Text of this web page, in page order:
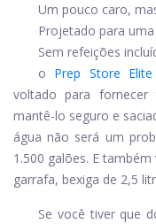
Um pouco caro,
Projetado para
Sem refeições
o Prep Store
voltado para
mantê-lo seguro e
água não será um
1.500 galões. E
garrafa, bexiga de 2,5
Se você tiver que